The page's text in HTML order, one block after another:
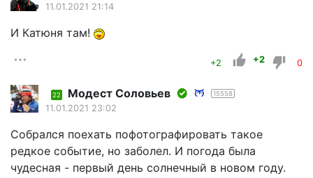
11.01.2021 21:14
И Катюня там!
+2 +2 0
22 Модест Соловьев 15558
11.01.2021 23:02
Собрался поехать пофотографировать такое
редкое событие, но заболел. И погода была
чудесная - первый день солнечный в новом году.